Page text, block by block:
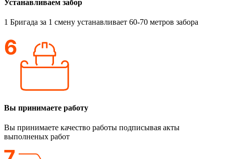
Устанавливаем забор
1 Бригада за 1 смену устанавливает 60-70 метров забора
Вы принимаете работу
Вы принимаете качество работы подписывая акты
выполненых работ